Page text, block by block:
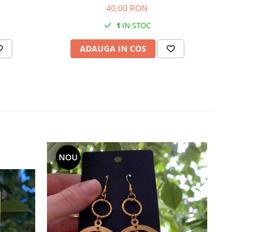
40,00 RON
1 IN STOC
ADAUGA IN COS
NOU